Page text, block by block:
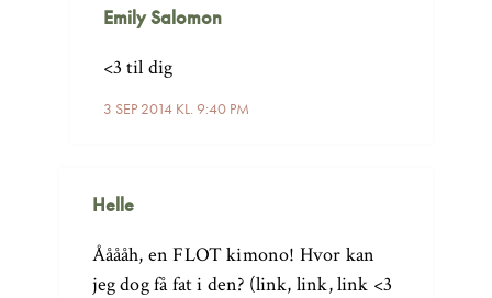
Emily Salomon
3 SEP 2014 KL. 9:40 PM
<3 til dig
Helle
Ååååh, en FLOT kimono! Hvor kan
jeg dog få fat i den? (link, link, link <3